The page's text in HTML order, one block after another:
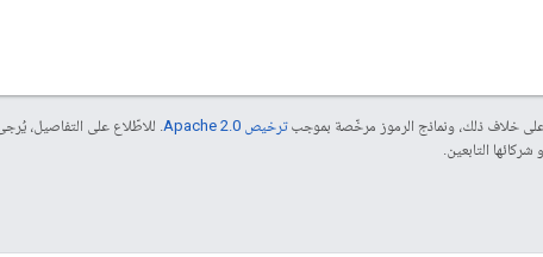
خلاف ذلك، ونماذج الرموز مرخّصة بموجبترخيص Apache 2.0‏
. للاطّلاع على التفاصيل، يُرجى